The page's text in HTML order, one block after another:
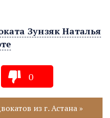
Зунзяк Наталья
0
из г. Астана »